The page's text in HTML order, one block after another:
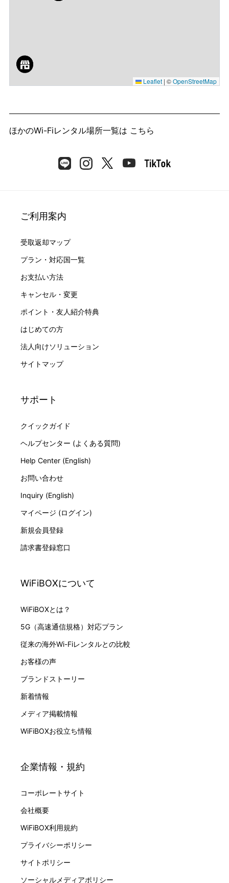
Leaflet | ©OpenStreetMap
ほかのWi-Fiレンタル場所一覧は こちら
ご利用案内
受取返却マップ
プラン・対応国一覧
お支払い方法
キャンセル・変更
ポイント・友人紹介特典
はじめての方
法人向けソリューション
サイトマップ
サポート
クイックガイド
ヘルプセンター (よくある質問)
Help Center (English)
お問い合わせ
Inquiry (English)
マイページ (ログイン)
新規会員登録
請求書登録窓口
WiFiBOXについて
WiFiBOXとは？
5G（高速通信規格）対応プラン
従来の海外Wi-Fiレンタルとの比較
お客様の声
ブランドストーリー
新着情報
メディア掲載情報
WiFiBOXお役立ち情報
企業情報・規約
コーポレートサイト
会社概要
WiFiBOX利用規約
プライバシーポリシー
サイトポリシー
ソーシャルメディアポリシー